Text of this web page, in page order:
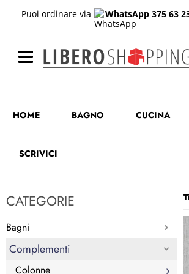
Puoi ordinare via WhatsApp 375 63
HOME BAGNO CUCINA
SCRIVICI
CATEGORIE
Bagni
Complementi
Colonne